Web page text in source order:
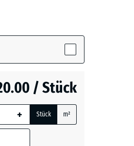
/ Stück
+ Stück m²